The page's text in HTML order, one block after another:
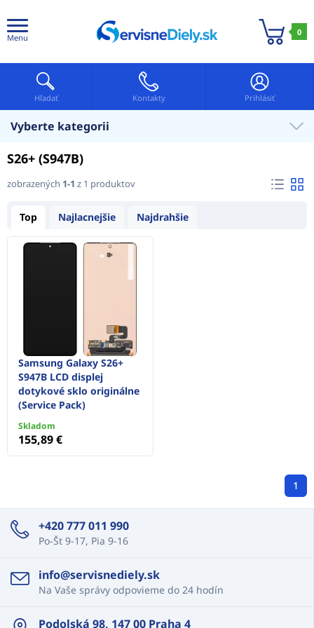
Menu
0
Hľadať Kontakty Prihlásiť
Vyberte kategorii
S26+ (S947B)
zobrazených 1-1 z 1 produktov
Top Najlacnejšie Najdrahšie
Samsung Galaxy S26+
S947B LCD displej
dotykové sklo originálne
(Service Pack)
Skladom
155,89 €
1
+420 777 011 990
Po-Št 9-17, Pia 9-16
info@servisnediely.sk
Na Vaše správy odpovieme do 24 hodín
Podolská 98, 147 00 Praha 4